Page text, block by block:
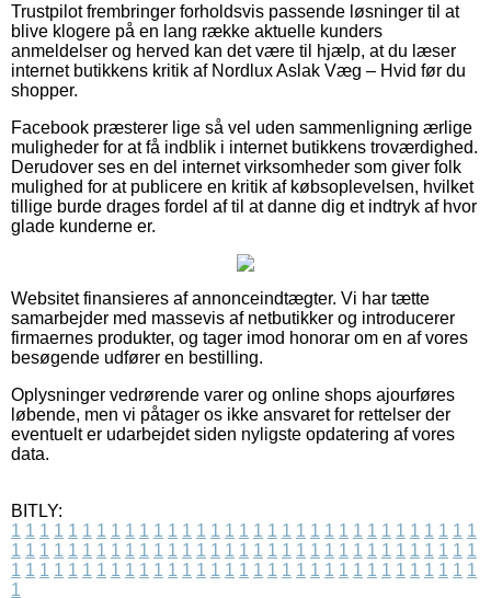
Trustpilot frembringer forholdsvis passende løsninger til at
blive klogere på en lang række aktuelle kunders
anmeldelser og herved kan det være til hjælp, at du læser
internet butikkens kritik af Nordlux Aslak Væg – Hvid før du
shopper.
Facebook præsterer lige så vel uden sammenligning ærlige
muligheder for at få indblik i internet butikkens troværdighed.
Derudover ses en del internet virksomheder som giver folk
mulighed for at publicere en kritik af købsoplevelsen, hvilket
tillige burde drages fordel af til at danne dig et indtryk af hvor
glade kunderne er.
Websitet finansieres af annonceindtægter. Vi har tætte
samarbejder med massevis af netbutikker og introducerer
firmaernes produkter, og tager imod honorar om en af vores
besøgende udfører en bestilling.
Oplysninger vedrørende varer og online shops ajourføres
løbende, men vi påtager os ikke ansvaret for rettelser der
eventuelt er udarbejdet siden nyligste opdatering af vores
data.
BITLY:
1 1 1 1 1 1 1 1 1 1 1 1 1 1 1 1 1 1 1 1 1 1 1 1 1 1 1 1 1 1 1 1 1
1 1 1 1 1 1 1 1 1 1 1 1 1 1 1 1 1 1 1 1 1 1 1 1 1 1 1 1 1 1 1 1 1
1 1 1 1 1 1 1 1 1 1 1 1 1 1 1 1 1 1 1 1 1 1 1 1 1 1 1 1 1 1 1 1 1
1